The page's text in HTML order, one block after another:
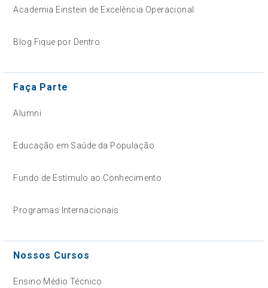
Academia Einstein de Excelência Operacional
Blog Fique por Dentro
Faça Parte
Alumni
Educação em Saúde da População
Fundo de Estímulo ao Conhecimento
Programas Internacionais
Nossos Cursos
Ensino Médio Técnico